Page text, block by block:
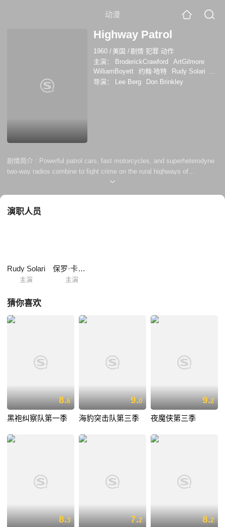
动漫
Highway Patrol
1960 / 美国 /剧情 犯罪 动作
主演：
BroderickCrawford
ArtGilmore
WilliamBoyett
约翰·哈特
Rudy Solari
Helene Hatch
Glen Gordon
唐·C·哈维
导演： Lee Berg Don Brinkley
剧情简介 : Powerful patrol cars, fast motorcycles, and superheterodyne
two-way radios combine to fight crime on the rural highways of
演职人员
Rudy Solari
主演
保罗·卡瓦纳
主演
猜你喜欢
8.6
黑袍纠察队第一季
9.0
海豹突击队第三季
9.2
夜魔侠第三季
8.3 7.2 8.2